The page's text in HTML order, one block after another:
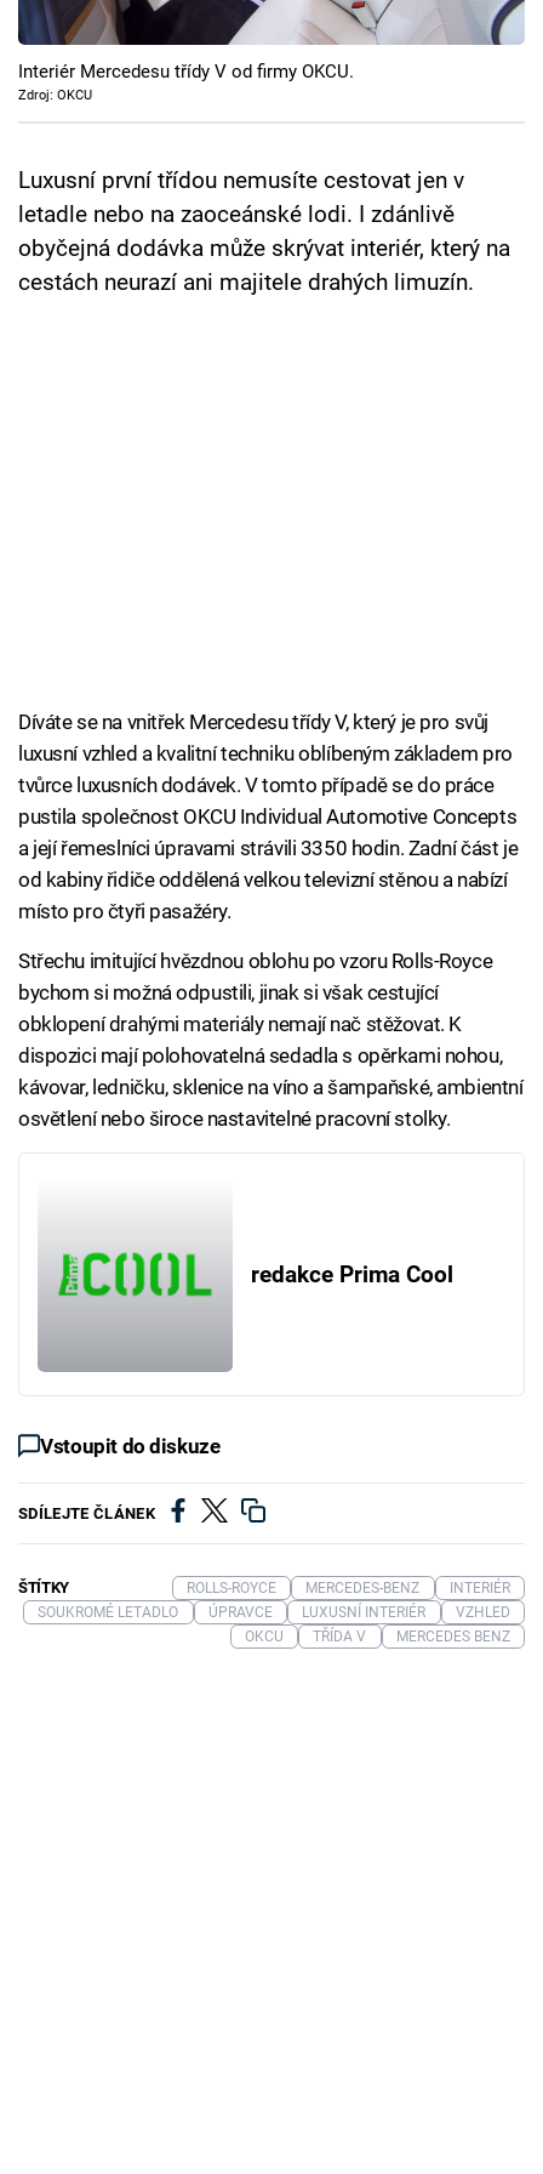
Cool Esport
Pořady
Sledujte prima+
Přihlášení
Interiér Mercedesu třídy V od firmy OKCU.
Zdroj: OKCU
Luxusní první třídou nemusíte cestovat jen v
letadle nebo na zaoceánské lodi. I zdánlivě
obyčejná dodávka může skrývat interiér, který na
cestách neurazí ani majitele drahých limuzín.
Díváte se na vnitřek Mercedesu třídy V, který je pro svůj
luxusní vzhled a kvalitní techniku oblíbeným základem pro
tvůrce luxusních dodávek. V tomto případě se do práce
pustila společnost OKCU Individual Automotive Concepts
a její řemeslníci úpravami strávili 3350 hodin. Zadní část je
od kabiny řidiče oddělená velkou televizní stěnou a nabízí
místo pro čtyři pasažéry.
Střechu imitující hvězdnou oblohu po vzoru Rolls-Royce
bychom si možná odpustili, jinak si však cestující
obklopení drahými materiály nemají nač stěžovat. K
dispozici mají polohovatelná sedadla s opěrkami nohou,
kávovar, ledničku, sklenice na víno a šampaňské, ambientní
osvětlení nebo široce nastavitelné pracovní stolky.
redakce Prima Cool
Vstoupit do diskuze
SDÍLEJTE ČLÁNEK
ŠTÍTKY ROLLS-ROYCE MERCEDES-BENZ
INTERIÉR
SOUKROMÉ LETADLO
ÚPRAVCE LUXUSNÍ INTERIÉR
VZHLED
OKCU
TŘÍDA V MERCEDES BENZ